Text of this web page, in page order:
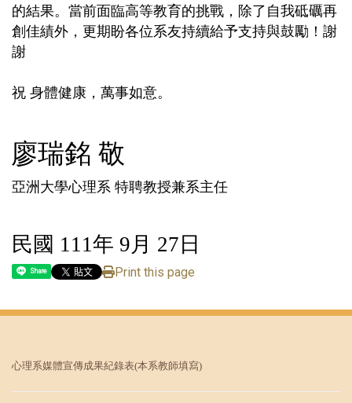
的結果。當前面臨高等教育的挑戰，除了自我砥礪再
創佳績外，更期盼各位系友持續給予支持與鼓勵！謝
謝
祝 身體健康，萬事如意。
廖瑞銘 敬
亞洲大學心理系 特聘教授兼系主任
民國 111年 9月 27日
Share Print this page
心理系媒體宣傳成果紀錄表(本系教師填寫)